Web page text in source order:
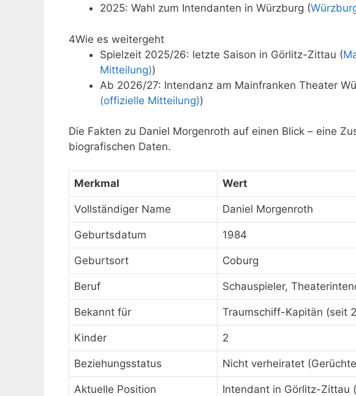
2025: Wahl zum Intendanten in Würzburg (
4Wie es weitergeht
Spielzeit 2025/26: letzte Saison in Görlitz-Zittau (
Mitteilung))
Ab 2026/27: Intendanz am Mainfranken Theater
(offizielle Mitteilung))
Die Fakten zu Daniel Morgenroth auf einen Blick – eine
biografischen Daten.
Merkmal Wert
Vollständiger Name Daniel Morgenroth
Geburtsdatum 1984
Geburtsort Coburg
Beruf Schauspieler,
Bekannt für Traumschiff-Kapitän (seit
Kinder 2
Beziehungsstatus Nicht verheiratet
Aktuelle Position Intendant in Görlitz-Zittau